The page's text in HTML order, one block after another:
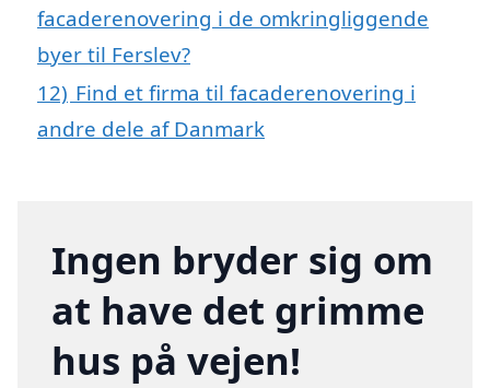
facaderenovering i de omkringliggende
byer til Ferslev?
12) Find et firma til facaderenovering i
andre dele af Danmark
Ingen bryder sig om
at have det grimme
hus på vejen!